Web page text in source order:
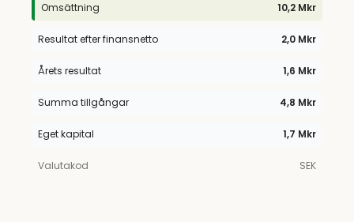
Omsättning
10,2 Mkr
Resultat efter finansnetto 2,0 Mkr
Årets resultat 1,6 Mkr
Summa tillgångar 4,8 Mkr
Eget kapital 1,7 Mkr
Valutakod SEK